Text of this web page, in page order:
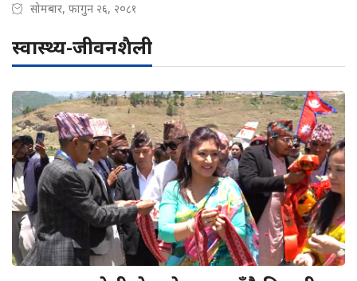
सोमबार, फागुन २६, २०८१
स्वास्थ्य-जीवनशैली